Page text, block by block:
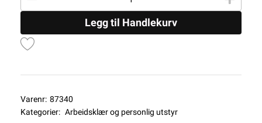
Legg til Handlekurv
Varenr: 87340
Kategorier: Arbeidsklær og personlig utstyr